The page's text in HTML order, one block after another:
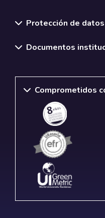
Protección de datos
Documentos
Comprometidos